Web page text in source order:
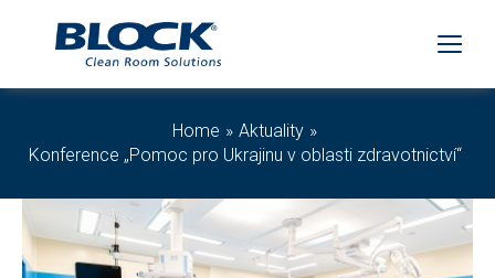
Home
Aktuality
Konference „Pomoc pro Ukrajinu v oblasti zdravotnictví“